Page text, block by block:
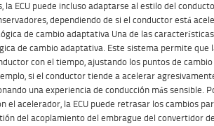
la ECU puede incluso adaptarse al estilo del
dependiendo de si el conductor está
de cambio adaptativa Una de las
de cambio adaptativa. Este sistema permite que
con el tiempo, ajustando los puntos de
si el conductor tiende a acelerar
una experiencia de conducción más sensible.
el acelerador, la ECU puede retrasar los cambios
del acoplamiento del embrague del convertidor de